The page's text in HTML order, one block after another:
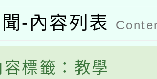
位內容與教學軟體
陸委員會函釋公
赴陸應申請許可
濟部水利署委託
-內容列表
容標籤：教學